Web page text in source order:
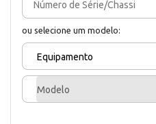
ou selecione um modelo:
Equipamento
Modelo